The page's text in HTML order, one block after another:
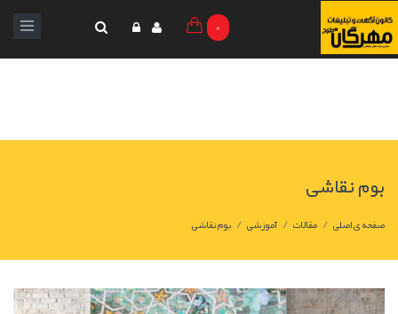
0
بوم نقاشی
صفحه ی اصلی / مقالات / آموزشی / بوم نقاشی